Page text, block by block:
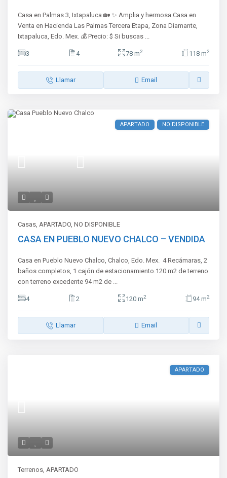
Casa en Palmas 3, Ixtapaluca 🏡 ✨ Amplia y hermosa Casa en
Venta en Hacienda Las Palmas Tercera Etapa, Zona Diamante,
Ixtapaluca, Edo. Mex. 💰 Precio: $ Si buscas ...
3 4 78 m2 118 m2
Llamar Email
APARTADO NO DISPONIBLE
Casas,APARTADO,NO DISPONIBLE
CASA EN PUEBLO NUEVO CHALCO – VENDIDA
Casa en Pueblo Nuevo Chalco, Chalco, Edo. Mex. 4 Recámaras, 2
baños completos, 1 cajón de estacionamiento.120 m2 de terreno
con terreno excedente 94 m2 de ...
4 2 120 m2 94 m2
Llamar Email
APARTADO
Terrenos,APARTADO